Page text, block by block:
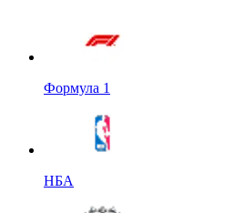
Формула 1
НБА